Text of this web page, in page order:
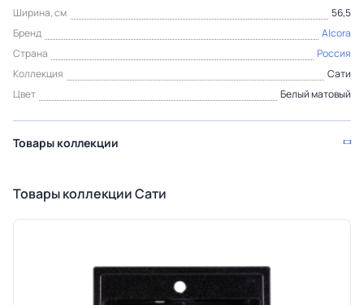
Ширина, см
56,5
Бренд
Alcora
Страна
Россия
Коллекция
Сати
Цвет
Белый матовый
Товары коллекции
Товары коллекции Сати